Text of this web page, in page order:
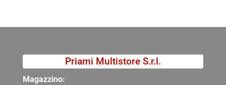
Priami Multistore S.r.l.
Magazzino: